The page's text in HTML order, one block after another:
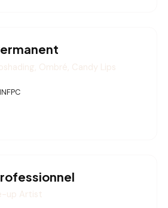
Ombré, Candy Lips
up Artist